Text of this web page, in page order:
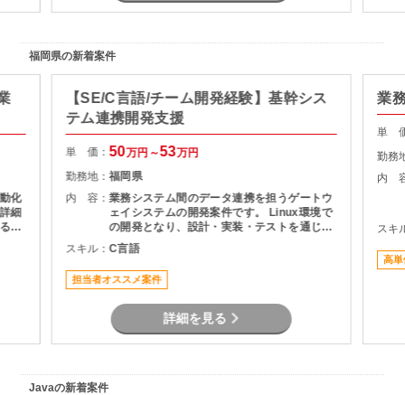
福岡県の新着案件
化
細
こ
【SE/C言語/チーム開発経験】基幹シス
テム連携開発支援
単 価：50万円～53万円
勤務地：福岡県
内 容：業務システム間のデータ連携を担うゲートウ
ェイシステムの開発案件です。 Linux環境で
の開発となり、設計・実装・テストを通じて
システムの安定稼働を支える役割を担当いた
だきます。 長期案件のため、腰を据えて開発
に携わりたい方におすすめです。
スキル：C言語
担当者オススメ案件
詳細を見る
業
単
勤務
内
スキ
高単
Javaの新着案件